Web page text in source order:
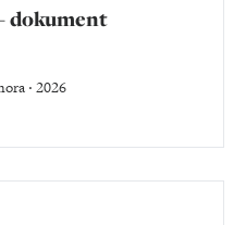
dokument
‧ 2026